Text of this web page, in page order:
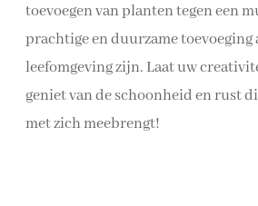
toevoegen van planten tegen een
prachtige en duurzame toevoeging
leefomgeving zijn. Laat uw
geniet van de schoonheid en rust
met zich meebrengt!